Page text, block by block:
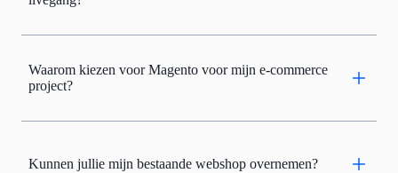
Waarom kiezen voor Magento voor mijn e-commerce
project?
Kunnen jullie mijn bestaande webshop overnemen?